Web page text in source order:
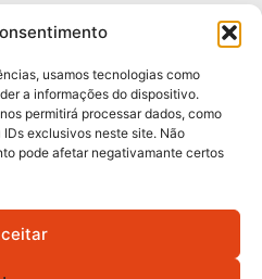
usamos tecnologias como
a informações do dispositivo.
permitirá processar dados, como
exclusivos neste site. Não
pode afetar negativamante certos
Araújo